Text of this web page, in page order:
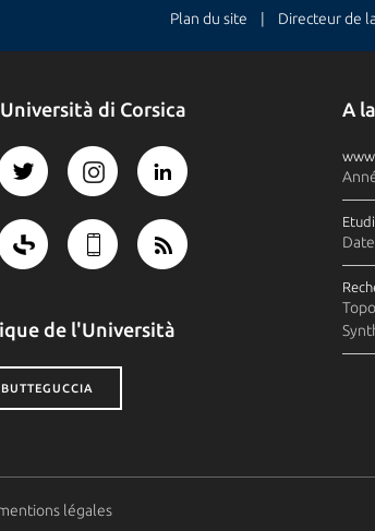
Plan du site | Directeur de la
di Corsica
de l'Università
A
légales